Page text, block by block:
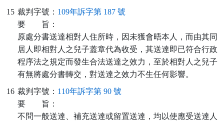
15 裁判字號： 109年訴字第 187 號
要
旨：
原處分書送達相對人住所時，因未獲會晤本人，而由其同
居人即相對人之兒子蓋章代為收受，其送達即已符合行政
程序法之規定而發生合法送達之效力，至於相對人之兒子
有無將處分書轉交，對送達之效力不生任何影響。
16 裁判字號： 110年訴字第 90 號
要
旨：
不問一般送達、補充送達或留置送達，均以使應受送達人